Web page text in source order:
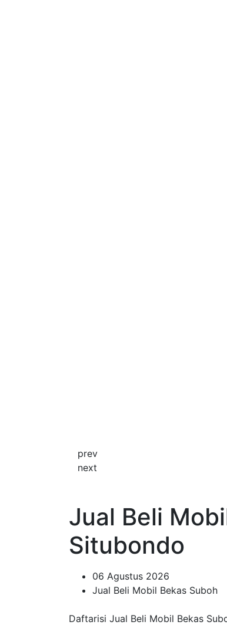
prev
next
Jual Beli
Situbondo
06 Agustus 2026
Jual Beli Mobil Bekas Suboh
Daftarisi Jual Beli Mobil Bekas